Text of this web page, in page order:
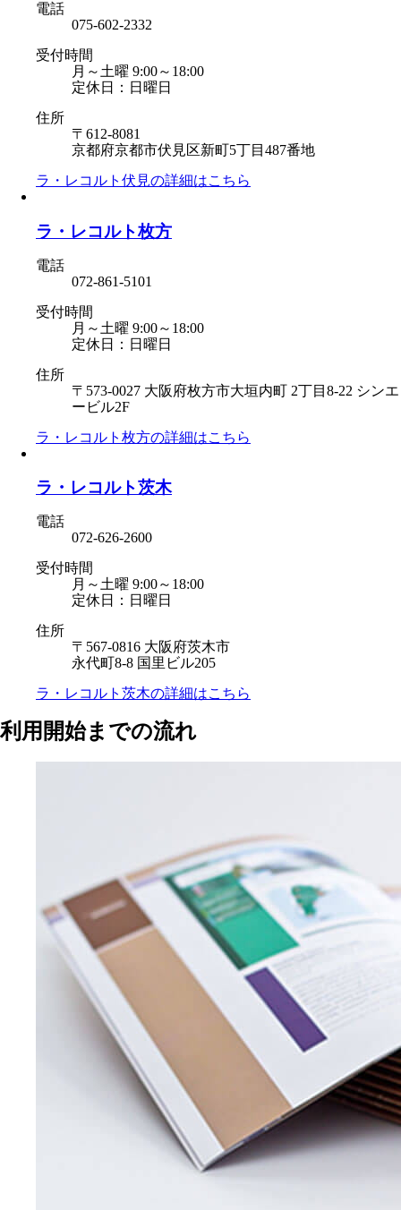
電話
075-602-2332
受付時間
月～土曜 9:00～18:00
定休日：日曜日
住所
〒612-8081
京都府京都市伏見区新町5丁目487番地
ラ・レコルト伏見の詳細はこちら
ラ・レコルト枚方
電話
072-861-5101
受付時間
月～土曜 9:00～18:00
定休日：日曜日
住所
〒573-0027 大阪府枚方市大垣内町 2丁目8-22 シンエ
ービル2F
ラ・レコルト枚方の詳細はこちら
ラ・レコルト茨木
電話
072-626-2600
受付時間
月～土曜 9:00～18:00
定休日：日曜日
住所
〒567-0816 大阪府茨木市
永代町8-8 国里ビル205
ラ・レコルト茨木の詳細はこちら
利用開始までの流れ